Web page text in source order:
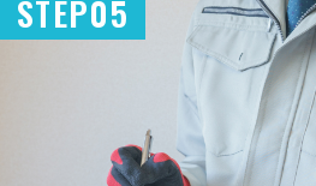
STEP05